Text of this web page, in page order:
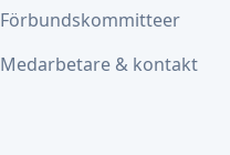
Förbundskommitteer
Medarbetare & kontakt